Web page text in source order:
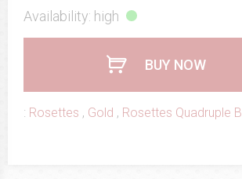
Availability: high
BUY NOW
: Rosettes , Gold , Rosettes Quadruple B